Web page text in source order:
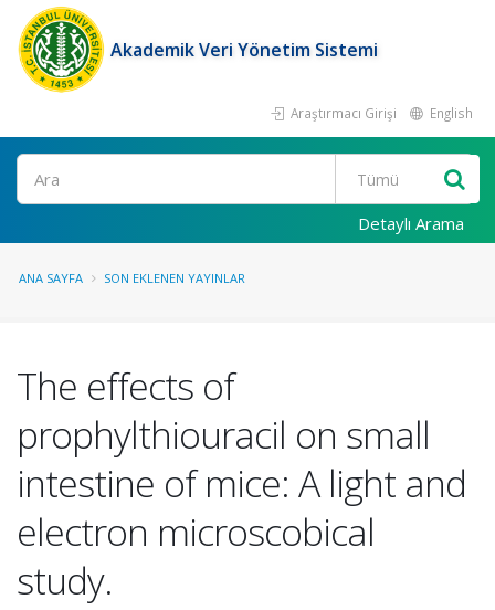
Akademik Veri Yönetim Sistemi
Araştırmacı Girişi English
Ara
Detaylı Arama
ANA SAYFA SON EKLENEN YAYINLAR
The effects of
prophylthiouracil on small
intestine of mice: A light and
electron microscobical
study.